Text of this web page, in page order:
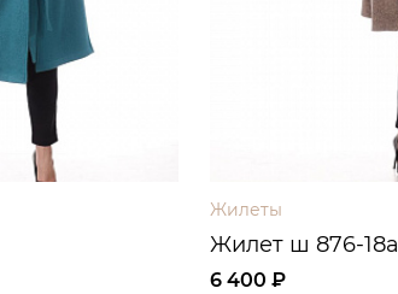
Жилеты
Жилет ш 876-18а
6 400 ₽